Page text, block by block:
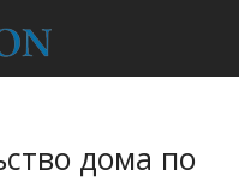
дома по